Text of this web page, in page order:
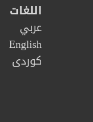
اللغات
عربي
English
كوردى